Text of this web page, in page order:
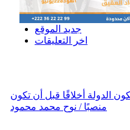
جديد الموقع
اخر التعليقات
الدولة أخلاقًا قبل أن تكون
منصبًا / نوح محمد محمود